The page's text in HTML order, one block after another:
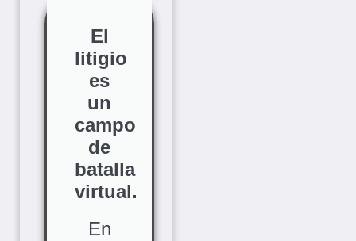
El
litigio
es
un
campo
de
batalla
virtual.
En